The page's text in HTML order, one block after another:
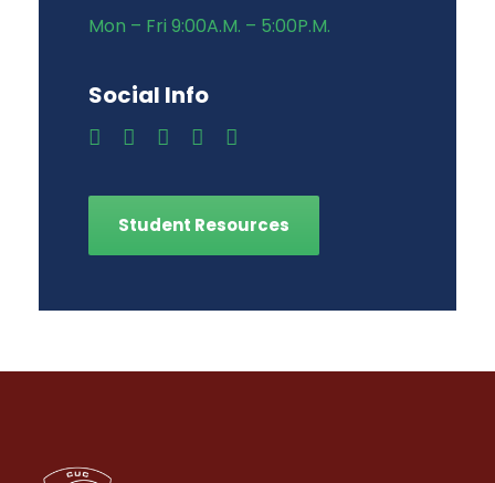
Mon – Fri 9:00A.M. – 5:00P.M.
Social Info
Student Resources